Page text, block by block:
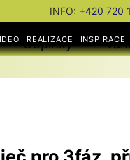
INFO: +420 720
REALIZACE INSPIRACE
Doplňky